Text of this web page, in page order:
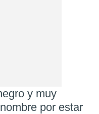
y muy
por estar